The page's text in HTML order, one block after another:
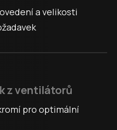
a velikosti
z ventilátorů
pro optimální